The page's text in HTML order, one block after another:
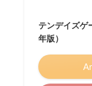
テンデイズゲ
年版）